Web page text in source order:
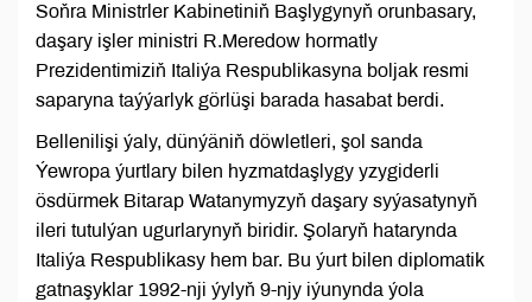
Soňra Ministrler Kabinetiniň Başlygynyň orunbasary,
daşary işler ministri R.Meredow hormatly
Prezidentimiziň Italiýa Respublikasyna boljak resmi
saparyna taýýarlyk görlüşi barada hasabat berdi.
Bellenilişi ýaly, dünýäniň döwletleri, şol sanda
Ýewropa ýurtlary bilen hyzmatdaşlygy yzygiderli
ösdürmek Bitarap Watanymyzyň daşary syýasatynyň
ileri tutulýan ugurlarynyň biridir. Şolaryň hatarynda
Italiýa Respublikasy hem bar. Bu ýurt bilen diplomatik
gatnaşyklar 1992-nji ýylyň 9-njy iýunynda ýola